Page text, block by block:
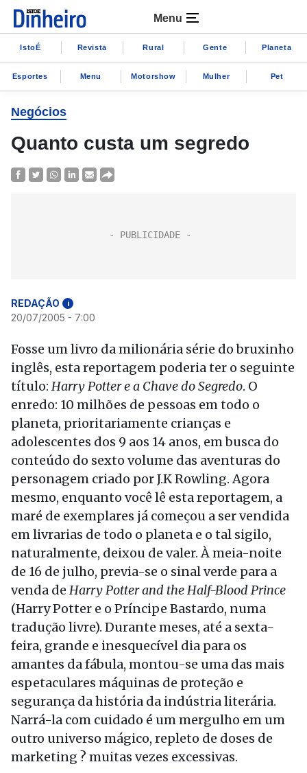
Menu
IstoÉ Revista Rural Gente Planeta
Esportes Menu Motorshow Mulher Pet
Negócios
Quanto custa um segredo
REDAÇÃO i
20/07/2005 - 7:00
Fosse um livro da milionária série do bruxinho
inglês, esta reportagem poderia ter o seguinte
título: Harry Potter e a Chave do Segredo. O
enredo: 10 milhões de pessoas em todo o
planeta, prioritariamente crianças e
adolescentes dos 9 aos 14 anos, em busca do
conteúdo do sexto volume das aventuras do
personagem criado por J.K Rowling. Agora
mesmo, enquanto você lê esta reportagem, a
maré de exemplares já começou a ser vendida
em livrarias de todo o planeta e o tal sigilo,
naturalmente, deixou de valer. À meia-noite
de 16 de julho, previa-se o sinal verde para a
venda de Harry Potter and the Half-Blood Prince
(Harry Potter e o Príncipe Bastardo, numa
tradução livre). Durante meses, até a sexta-
feira, grande e inesquecível dia para os
amantes da fábula, montou-se uma das mais
espetaculares máquinas de proteção e
segurança da história da indústria literária.
Narrá-la com cuidado é um mergulho em um
outro universo mágico, repleto de doses de
marketing ? muitas vezes excessivas.